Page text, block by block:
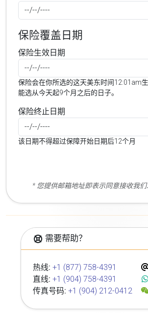
保险覆盖日期
保险生效日期
保险会在你所选的这天美东时间12:01am
能选从今天起9个月之后的日子。
保险终止日期
该日期不得超过保障开始日期后12个月
* 您提供邮箱地址即表示同意接收我们
需要帮助？
热线: +1 (877) 758-4391
直线: +1 (904) 758-4391
传真号码: +1 (904) 212-0412